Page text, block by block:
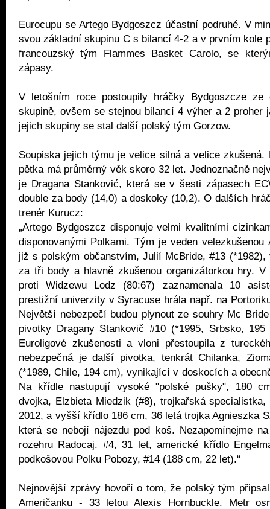
Eurocupu se Artego Bydgoszcz účastní podruhé. V
svou základní skupinu C s bilancí 4-2 a v prvním kole
francouzský tým Flammes Basket Carolo, se
zápasy.
V letošním roce postoupily hráčky Bydgoszcze ze
skupině, ovšem se stejnou bilancí 4 výher a 2 proher
jejich skupiny se stal další polský tým Gorzow.
Soupiska jejich týmu je velice silná a velice zkušená.
pětka má průměrný věk skoro 32 let. Jednoznačně
je Dragana Stanković, která se v šesti zápasech
double za body (14,0) a doskoky (10,2). O dalších
trenér Kurucz:
„Artego Bydgoszcz disponuje velmi kvalitními
disponovanými Polkami. Tým je veden velezkušenou
již s polským občanstvím, Julií McBride, #13 (*1982),
za tři body a hlavně zkušenou organizátorkou hry. V
proti Widzewu Lodz (80:67) zaznamenala 10
prestižní univerzity v Syracuse hrála např. na
Největší nebezpečí budou plynout ze souhry Mc
pivotky Dragany Stankovič #10 (*1995, Srbsko,
Euroligové zkušenosti a vloni přestoupila z
nebezpečná je další pivotka, tenkrát Chilanka,
(*1989, Chile, 194 cm), vynikající v doskocích a
Na křídle nastupují vysoké "polské pušky", 180
dvojka, Elzbieta Miedzik (#8), trojkařská
2012, a vyšší křídlo 186 cm, 36 letá trojka Agnieszka
která se nebojí nájezdu pod koš. Nezapomínejme
rozehru Radocaj. #4, 31 let, americké křídlo
podkošovou Polku Pobozy, #14 (188 cm, 22 let).“
Nejnovější zprávy hovoří o tom, že polský tým
Američanku - 33 letou Alexis Hornbuckle. Metr